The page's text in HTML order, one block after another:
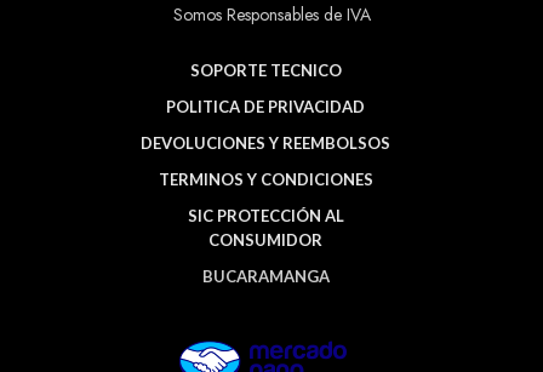
Somos Responsables de IVA
SOPORTE TECNICO
POLITICA DE PRIVACIDAD
DEVOLUCIONES Y REEMBOLSOS
TERMINOS Y CONDICIONES
SIC PROTECCIÓN AL
CONSUMIDOR
BUCARAMANGA